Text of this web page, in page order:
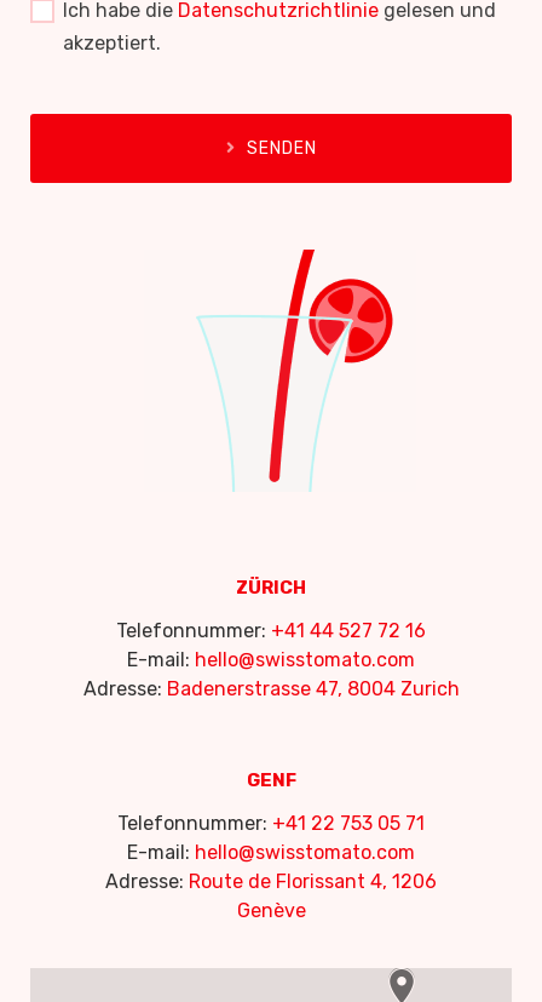
Ich habe die Datenschutzrichtlinie gelesen und
akzeptiert.
SENDEN
ZÜRICH
Telefonnummer: +41 44 527 72 16
E-mail: hello@swisstomato.com
Adresse: Badenerstrasse 47, 8004 Zurich
GENF
Telefonnummer: +41 22 753 05 71
E-mail: hello@swisstomato.com
Adresse: Route de Florissant 4, 1206
Genève